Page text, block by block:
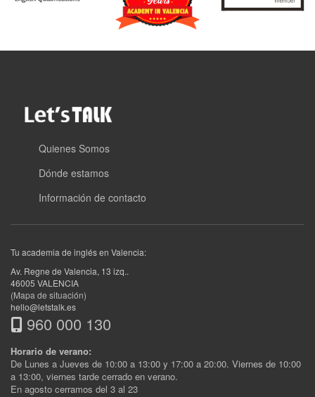
Quienes Somos
Dónde estamos
Información de contacto
Tu academia de inglés en Valencia:
Av. Regne de Valencia, 13 izq..
46005 VALENCIA
(Mapa de situación)
hello@letstalk.es
960 000 130
Horario de verano:
De Lunes a Jueves de 10:00 a 13:00 y 17:00 a 20:00. Viernes de 10:00
a 13:00, viernes tarde cerrado en verano.
En agosto cerramos del 3 al 23